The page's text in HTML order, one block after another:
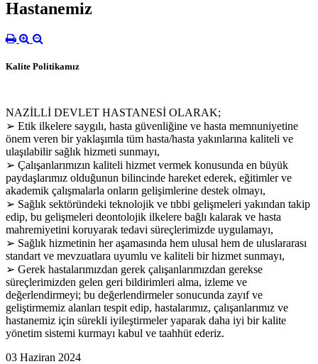
Hastanemiz
Kalite Politikamız
NAZİLLİ DEVLET HASTANESİ OLARAK;
➢ Etik ilkelere saygılı, hasta güvenliğine ve hasta memnuniyetine
önem veren bir yaklaşımla tüm hasta/hasta yakınlarına kaliteli ve
ulaşılabilir sağlık hizmeti sunmayı,
➢ Çalışanlarımızın kaliteli hizmet vermek konusunda en büyük
paydaşlarımız olduğunun bilincinde hareket ederek, eğitimler ve
akademik çalışmalarla onların gelişimlerine destek olmayı,
➢ Sağlık sektöründeki teknolojik ve tıbbi gelişmeleri yakından takip
edip, bu gelişmeleri deontolojik ilkelere bağlı kalarak ve hasta
mahremiyetini koruyarak tedavi süreçlerimizde uygulamayı,
➢ Sağlık hizmetinin her aşamasında hem ulusal hem de uluslararası
standart ve mevzuatlara uyumlu ve kaliteli bir hizmet sunmayı,
➢ Gerek hastalarımızdan gerek çalışanlarımızdan gerekse
süreçlerimizden gelen geri bildirimleri alma, izleme ve
değerlendirmeyi; bu değerlendirmeler sonucunda zayıf ve
geliştirmemiz alanları tespit edip, hastalarımız, çalışanlarımız ve
hastanemiz için sürekli iyileştirmeler yaparak daha iyi bir kalite
yönetim sistemi kurmayı kabul ve taahhüt ederiz.
03 Haziran 2024